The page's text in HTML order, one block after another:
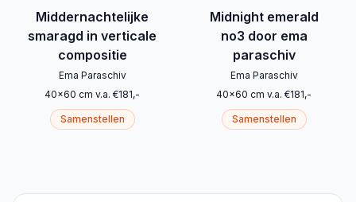
Middernachtelijke
smaragd in verticale
compositie
Ema Paraschiv
40x60 cm v.a. €181,-
Samenstellen
Midnight emerald
no3 door ema
paraschiv
Ema Paraschiv
40x60 cm v.a. €181,-
Samenstellen